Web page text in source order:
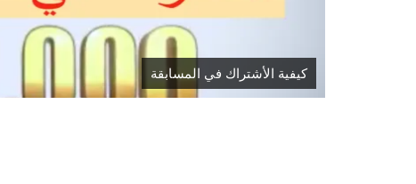
كيفية الأشتراك في المسابقة